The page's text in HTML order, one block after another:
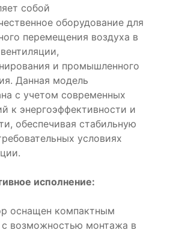
собой
оборудование для
перемещения воздуха в
и промышленного
Данная модель
с учетом современных
к энергоэффективности и
обеспечивая стабильную
условиях
исполнение:
оснащен компактным
возможностью монтажа в